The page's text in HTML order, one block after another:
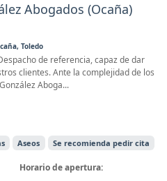
Abogados (Ocaña)
Toledo
de referencia, capaz de dar
clientes. Ante la complejidad de los
Aboga...
Aseos Se recomienda pedir cita
Horario de apertura: